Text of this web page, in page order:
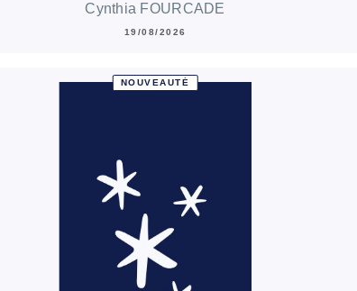
Cynthia FOURCADE
19/08/2026
NOUVEAUTÉ